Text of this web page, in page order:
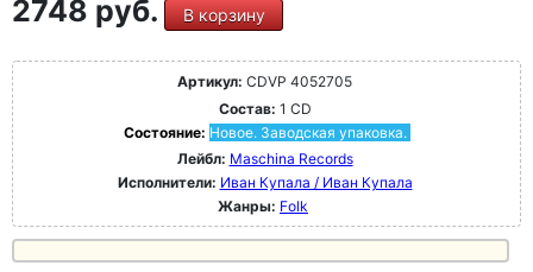
2748 руб. В корзину
Артикул: CDVP 4052705
Состав: 1 CD
Состояние: Новое. Заводская упаковка.
Лейбл: Maschina Records
Исполнители: Иван Купала / Иван Купала
Жанры: Folk